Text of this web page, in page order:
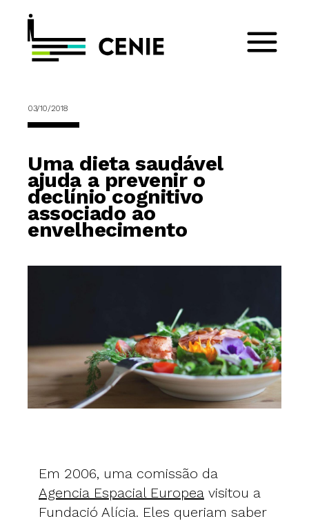
03/10/2018
Uma dieta saudável
ajuda a prevenir o
declínio cognitivo
associado ao
envelhecimento
Em 2006, uma comissão da
Agencia Espacial Europea visitou a
Fundació Alícia. Eles queriam saber